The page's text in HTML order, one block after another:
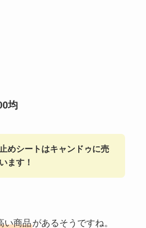
均
めシートはキャンドゥに売
ます！
い商品があるそうですね。